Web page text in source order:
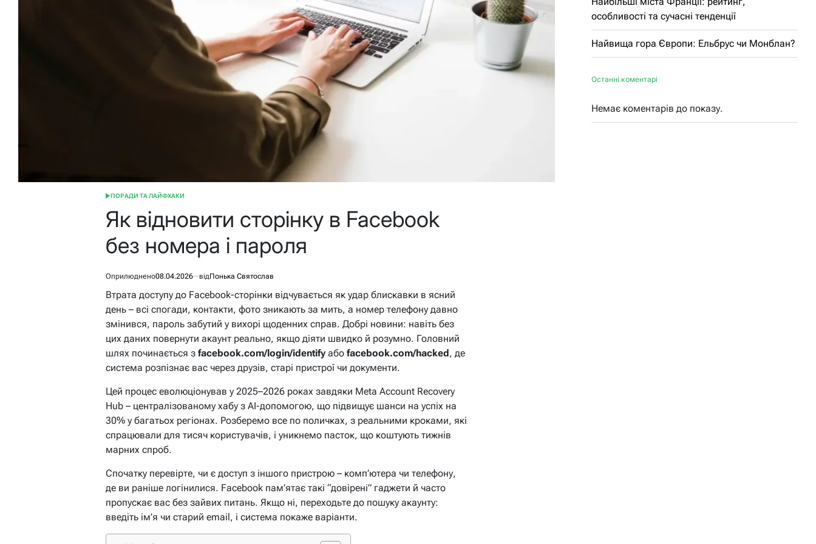
ОПУБЛІКУВАТИ
ПОРАДИ ТА ЛАЙФХАКИ
Як відновити сторінку в Facebook
без номера і пароля
Оприлюднено08.04.2026 відПонька Святослав
Втрата доступу до Facebook-сторінки відчувається як удар блискавки в ясний
день – всі спогади, контакти, фото зникають за мить, а номер телефону давно
змінився, пароль забутий у вихорі щоденних справ. Добрі новини: навіть без
цих даних повернути акаунт реально, якщо діяти швидко й розумно. Головний
шлях починається з facebook.com/login/identify або facebook.com/hacked, де
система розпізнає вас через друзів, старі пристрої чи документи.
Цей процес еволюціонував у 2025–2026 роках завдяки Meta Account Recovery
Hub – централізованому хабу з AI-допомогою, що підвищує шанси на успіх на
30% у багатьох регіонах. Розберемо все по поличках, з реальними кроками, які
спрацювали для тисяч користувачів, і уникнемо пасток, що коштують тижнів
марних спроб.
Спочатку перевірте, чи є доступ з іншого пристрою – комп’ютера чи телефону,
де ви раніше логінилися. Facebook пам’ятає такі “довірені” гаджети й часто
пропускає вас без зайвих питань. Якщо ні, переходьте до пошуку акаунту:
введіть ім’я чи старий email, і система покаже варіанти.
особливості та сучасні тенденції
Найвища гора Європи: Ельбрус чи Монблан?
Останні коментарі
Немає коментарів до показу.